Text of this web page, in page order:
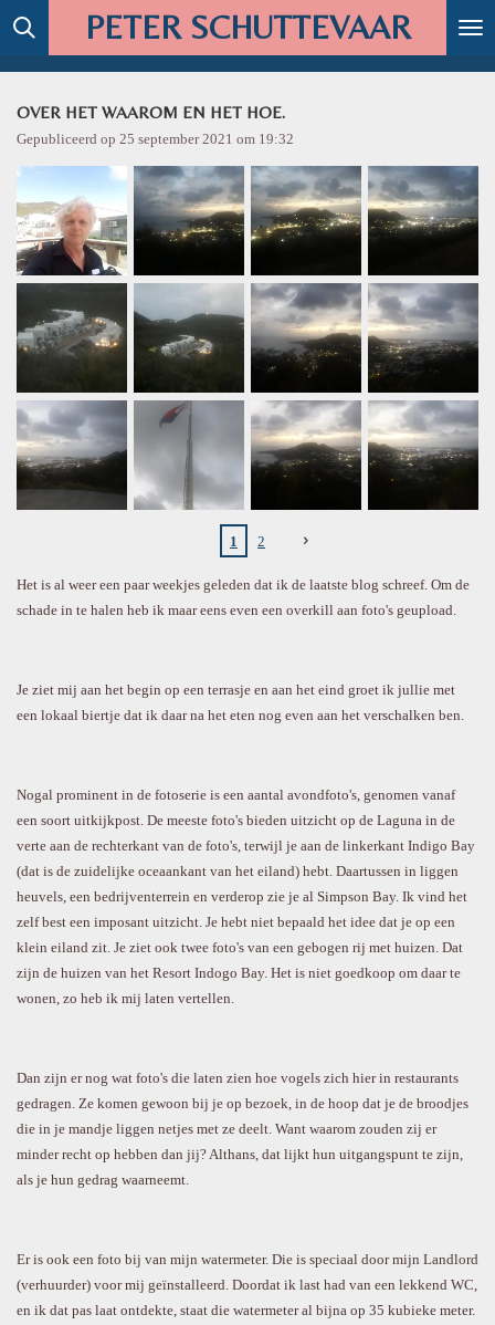
Ga
naar
hoofdinhoud
PETER SCHUTTEVAAR
OVER HET WAAROM EN HET HOE.
Gepubliceerd op 25 september 2021 om 19:32
1 2
Het is al weer een paar weekjes geleden dat ik de laatste blog schreef. Om de
schade in te halen heb ik maar eens even een overkill aan foto's geupload.
Je ziet mij aan het begin op een terrasje en aan het eind groet ik jullie met
een lokaal biertje dat ik daar na het eten nog even aan het verschalken ben.
Nogal prominent in de fotoserie is een aantal avondfoto's, genomen vanaf
een soort uitkijkpost. De meeste foto's bieden uitzicht op de Laguna in de
verte aan de rechterkant van de foto's, terwijl je aan de linkerkant Indigo Bay
(dat is de zuidelijke oceaankant van het eiland) hebt. Daartussen in liggen
heuvels, een bedrijventerrein en verderop zie je al Simpson Bay. Ik vind het
zelf best een imposant uitzicht. Je hebt niet bepaald het idee dat je op een
klein eiland zit. Je ziet ook twee foto's van een gebogen rij met huizen. Dat
zijn de huizen van het Resort Indogo Bay. Het is niet goedkoop om daar te
wonen, zo heb ik mij laten vertellen.
Dan zijn er nog wat foto's die laten zien hoe vogels zich hier in restaurants
gedragen. Ze komen gewoon bij je op bezoek, in de hoop dat je de broodjes
die in je mandje liggen netjes met ze deelt. Want waarom zouden zij er
minder recht op hebben dan jij? Althans, dat lijkt hun uitgangspunt te zijn,
als je hun gedrag waarneemt.
Er is ook een foto bij van mijn watermeter. Die is speciaal door mijn Landlord
(verhuurder) voor mij geïnstalleerd. Doordat ik last had van een lekkend WC,
en ik dat pas laat ontdekte, staat die watermeter al bijna op 35 kubieke meter.